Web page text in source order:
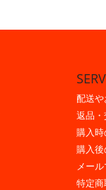
配送
返品・
購入
購入
メー
特定